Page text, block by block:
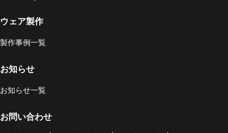
ウェア製作
製作事例一覧
お知らせ
お知らせ一覧
お問い合わせ